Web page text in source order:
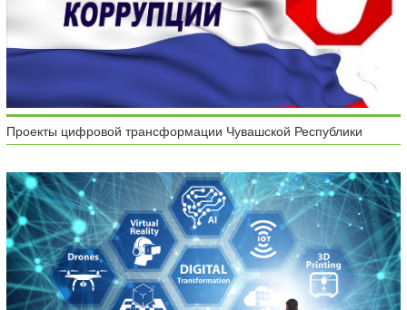
Проекты цифровой трансформации Чувашской Республики